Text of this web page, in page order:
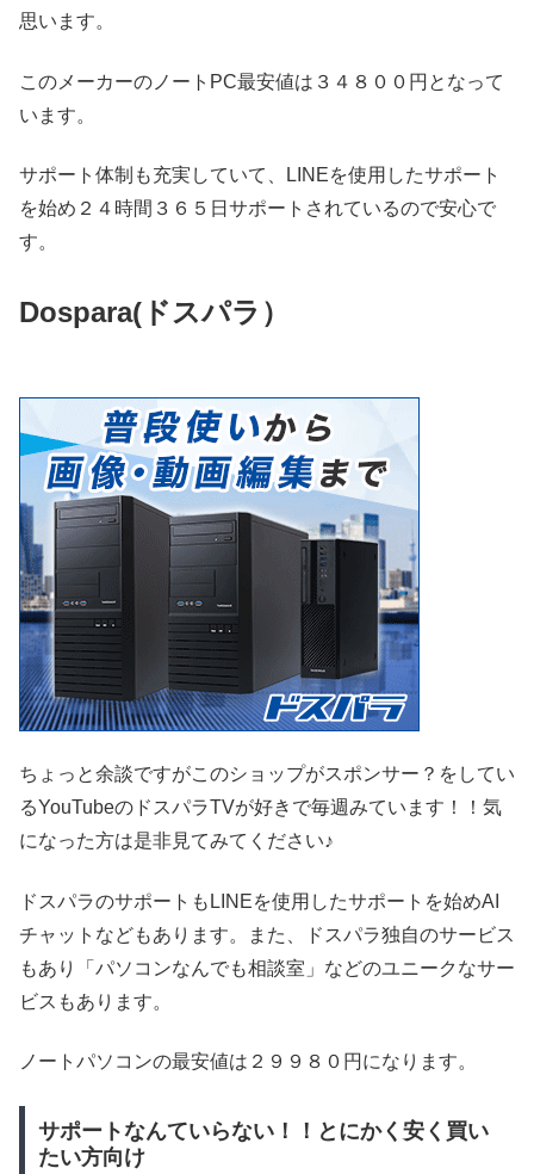
思います。
このメーカーのノートPC最安値は３４８００円となって
います。
サポート体制も充実していて、LINEを使用したサポート
を始め２４時間３６５日サポートされているので安心で
す。
Dospara(ドスパラ）
ちょっと余談ですがこのショップがスポンサー？をしてい
るYouTubeのドスパラTVが好きで毎週みています！！気
になった方は是非見てみてください♪
ドスパラのサポートもLINEを使用したサポートを始めAI
チャットなどもあります。また、ドスパラ独自のサービス
もあり「パソコンなんでも相談室」などのユニークなサー
ビスもあります。
ノートパソコンの最安値は２９９８０円になります。
サポートなんていらない！！とにかく安く買い
たい方向け